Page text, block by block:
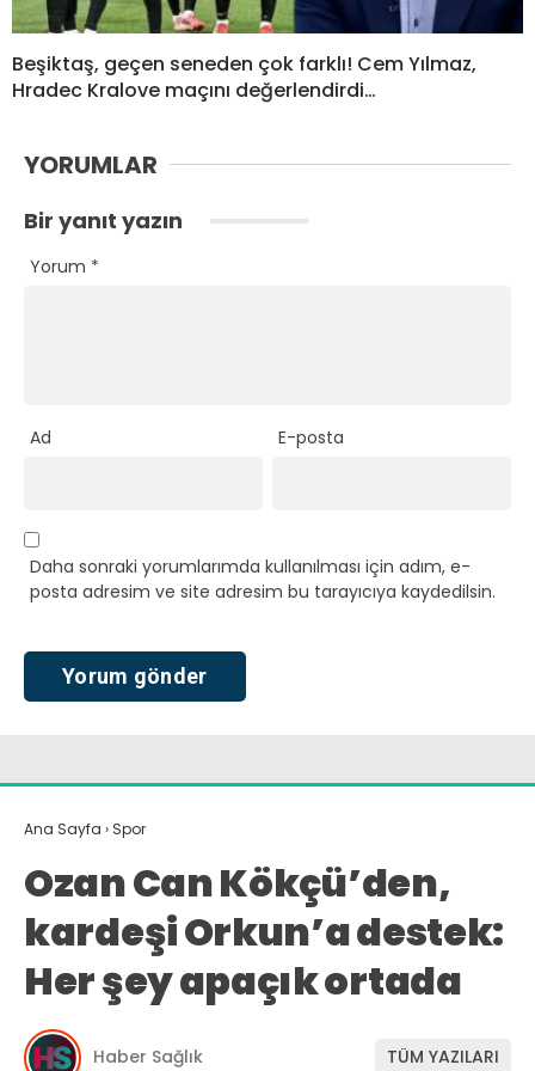
Beşiktaş, geçen seneden çok farklı! Cem Yılmaz,
Hradec Kralove maçını değerlendirdi…
YORUMLAR
Bir yanıt yazın
Yorum *
Ad E-posta
Daha sonraki yorumlarımda kullanılması için adım, e-
posta adresim ve site adresim bu tarayıcıya kaydedilsin.
Ana Sayfa › Spor
Ozan Can Kökçü’den,
kardeşi Orkun’a destek:
Her şey apaçık ortada
Haber Sağlık TÜM YAZILARI